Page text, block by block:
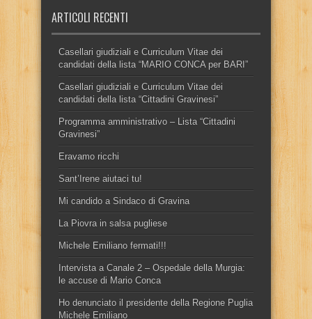
ARTICOLI RECENTI
Casellari giudiziali e Curriculum Vitae dei
candidati della lista “MARIO CONCA per BARI”
Casellari giudiziali e Curriculum Vitae dei
candidati della lista “Cittadini Gravinesi”
Programma amministrativo – Lista “Cittadini
Gravinesi”
Eravamo ricchi
Sant’Irene aiutaci tu!
Mi candido a Sindaco di Gravina
La Piovra in salsa pugliese
Michele Emiliano fermati!!!
Intervista a Canale 2 – Ospedale della Murgia:
le accuse di Mario Conca
Ho denunciato il presidente della Regione Puglia
Michele Emiliano